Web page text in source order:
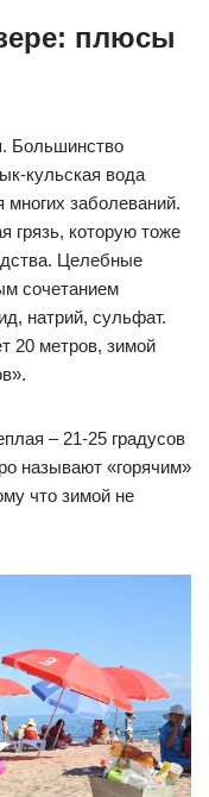
плюсы
Большинство
кульская вода
заболеваний.
грязь, которую тоже
Целебные
сочетанием
натрий, сульфат.
20 метров, зимой
– 21-25 градусов
называют «горячим»
что зимой не